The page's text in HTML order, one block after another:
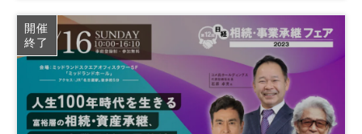
日経ビジネススクール
開催
終了